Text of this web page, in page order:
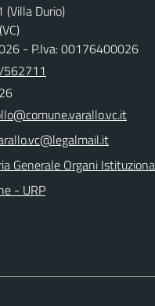
(Villa Durio)
- P.Iva: 00176400026
Generale Organi
- URP